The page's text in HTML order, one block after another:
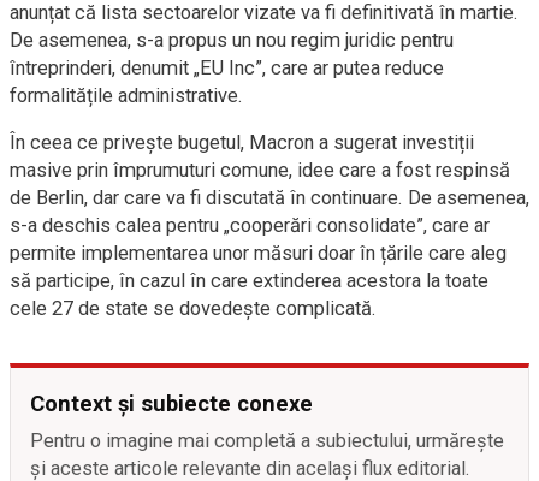
anunțat că lista sectoarelor vizate va fi definitivată în martie.
De asemenea, s-a propus un nou regim juridic pentru
întreprinderi, denumit „EU Inc”, care ar putea reduce
formalitățile administrative.
În ceea ce privește bugetul, Macron a sugerat investiții
masive prin împrumuturi comune, idee care a fost respinsă
de Berlin, dar care va fi discutată în continuare. De asemenea,
s-a deschis calea pentru „cooperări consolidate”, care ar
permite implementarea unor măsuri doar în țările care aleg
să participe, în cazul în care extinderea acestora la toate
cele 27 de state se dovedește complicată.
Context și subiecte conexe
Pentru o imagine mai completă a subiectului, urmărește
și aceste articole relevante din același flux editorial.